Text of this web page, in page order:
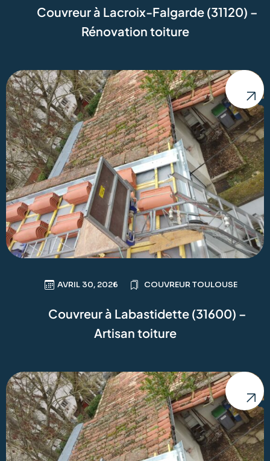
Couvreur à Lacroix-Falgarde (31120) –
Rénovation toiture
AVRIL 30, 2026 COUVREUR TOULOUSE
Couvreur à Labastidette (31600) –
Artisan toiture